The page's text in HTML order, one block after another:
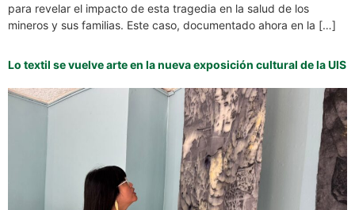
para revelar el impacto de esta tragedia en la salud de los
mineros y sus familias. Este caso, documentado ahora en la […]
Lo textil se vuelve arte en la nueva exposición cultural de la UIS